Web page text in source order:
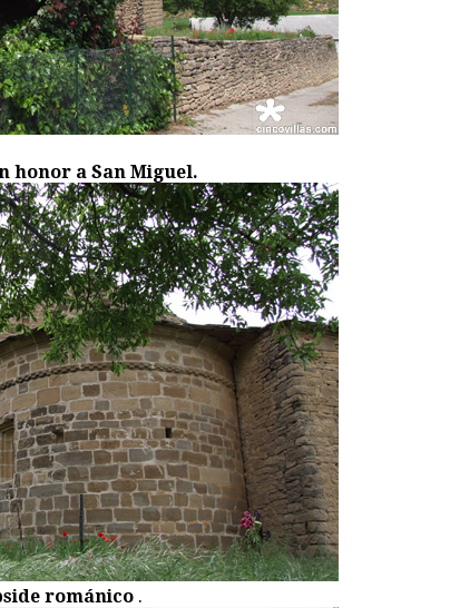
honor a San Miguel.
románico .